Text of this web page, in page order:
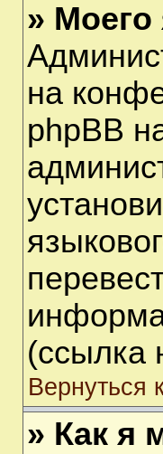
» Моего
на
phpBB
(ссылка
Вернуться
» Как я